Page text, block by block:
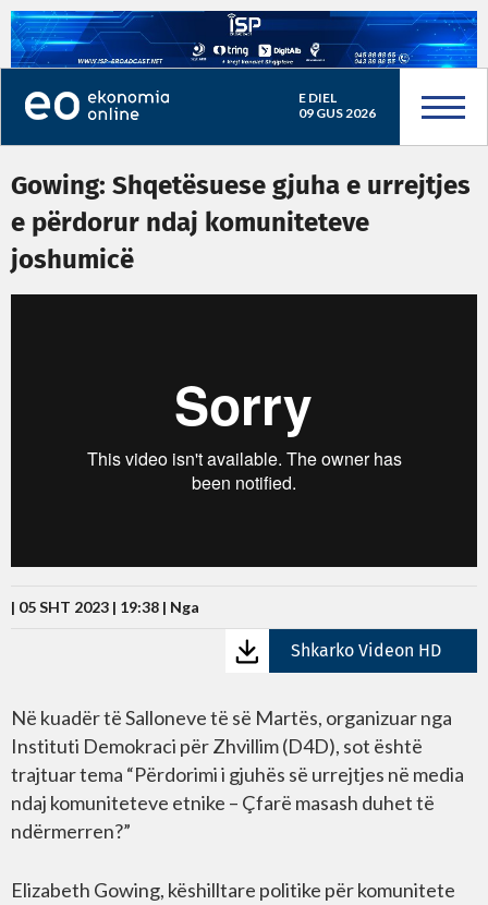
E DIEL
09 GUS 2026
Gowing: Shqetësuese gjuha e urrejtjes
e përdorur ndaj komuniteteve
joshumicë
| 05 SHT 2023 | 19:38 | Nga
Shkarko Videon HD
Në kuadër të Salloneve të së Martës, organizuar nga
Instituti Demokraci për Zhvillim (D4D), sot është
trajtuar tema “Përdorimi i gjuhës së urrejtjes në media
ndaj komuniteteve etnike – Çfarë masash duhet të
ndërmerren?”
Elizabeth Gowing, këshilltare politike për komunitete